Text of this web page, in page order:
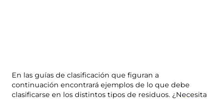
En las guías de clasificación que figuran a
continuación encontrará ejemplos de lo que debe
clasificarse en los distintos tipos de residuos. ¿Necesita